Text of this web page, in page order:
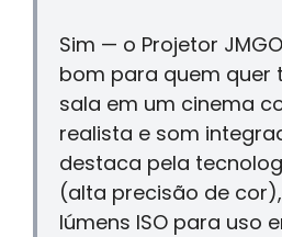
Sim — o Projetor
bom para quem quer
sala em um cinema
realista e som
destaca pela
(alta precisão de
lúmens ISO para uso